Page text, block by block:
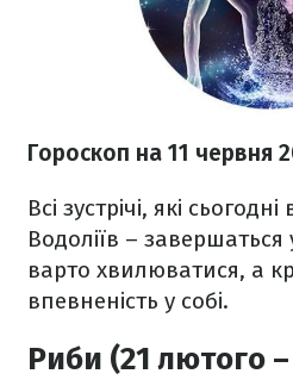
Гороскоп на 11 червня
Всі зустрічі, які
Водоліїв – завершаться
варто хвилюватися, а
впевненість у собі.
Риби (21 лютого